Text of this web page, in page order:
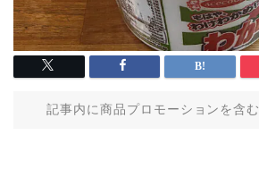
記事内に商品プロモーションを含